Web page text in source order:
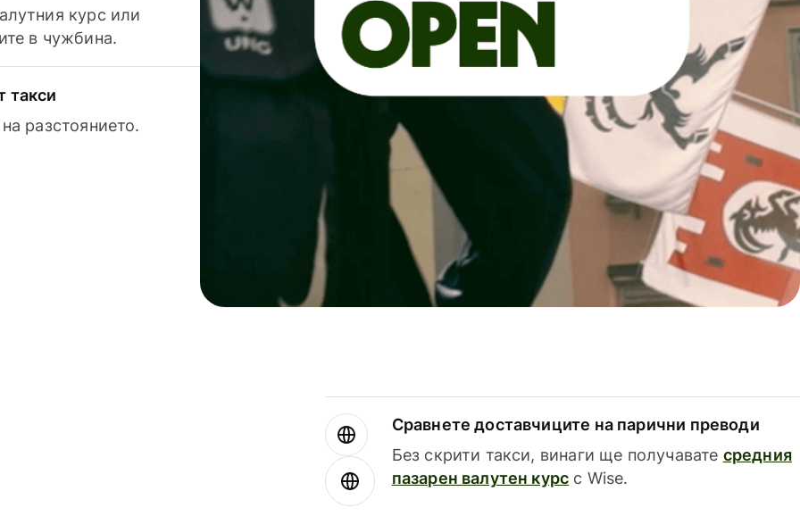
курс или
в чужбина.
такси
разстоянието.
Сравнете доставчиците на парични преводи
Без скрити такси, винаги ще получавате средния
пазарен валутен курс с Wise.